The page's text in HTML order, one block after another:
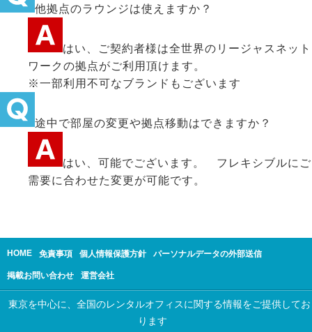
他拠点のラウンジは使えますか？
はい、ご契約者様は全世界のリージャスネット
ワークの拠点がご利用頂けます。
※一部利用不可なブランドもございます
途中で部屋の変更や拠点移動はできますか？
はい、可能でございます。 フレキシブルにご
需要に合わせた変更が可能です。
HOME 免責事項 個人情報保護方針 パーソナルデータの外部送信
掲載お問い合わせ 運営会社
東京を中心に、全国のレンタルオフィスに関する情報をご提供してお
ります